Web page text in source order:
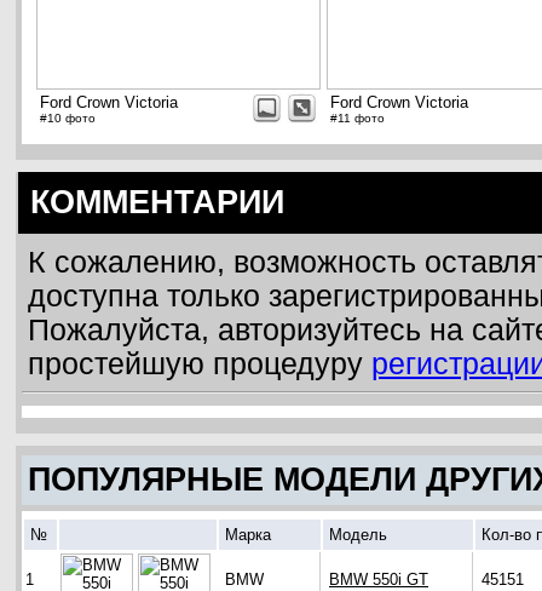
Ford Crown Victoria
#10 фото
Ford Crown Victoria
#11 фото
КОММЕНТАРИИ
К сожалению, возможность
доступна только
Пожалуйста, авторизуйтесь на
простейшую процедуру
ПОПУЛЯРНЫЕ МОДЕЛИ
№ Марка Модель Кол-во
1 BMW BMW 550i GT 45151